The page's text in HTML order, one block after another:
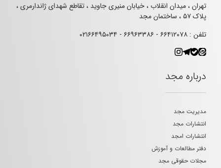
تهران ، میدان انقلاب ، خیابان منیری جاوید ، تقاطع شهدای ژاندارمری ،
پلاک ۵۷ ، ساختمان مجد
تلفن : ۶۶۴۱۲۰۷۸ - ۶۶۹۶۳۳۸۶ - ۰۲۱۶۶۴۹۵۰۳۴
درباره مجد
مدیریت مجد
انتشارات مجد
انتشارات امجد
دفتر مطالعات و آموزش
مجلات حقوقی مجد